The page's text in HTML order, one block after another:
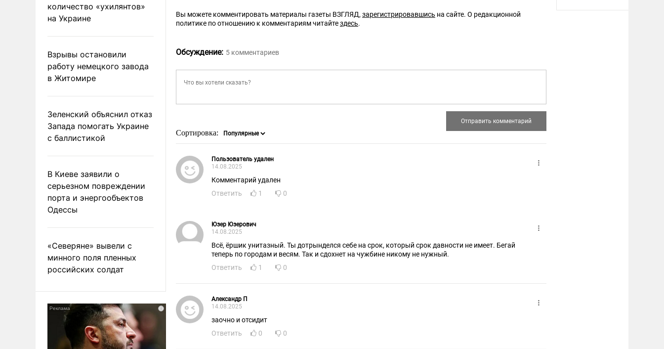
количество «ухилянтов»
на Украине
Взрывы остановили
работу немецкого завода
в Житомире
Зеленский объяснил отказ
Запада помогать Украине
с баллистикой
В Киеве заявили о
серьезном повреждении
порта и энергообъектов
Одессы
«Северяне» вывели с
минного поля пленных
российских солдат
Вы можете комментировать материалы газеты ВЗГЛЯД,зарегистрировавшись на сайте. О редакционной
политике по отношению к комментариям читайтездесь.
Обсуждение: 5 комментариев
Сортировка:
Пользователь удален
14.08.2025
Комментарий удален
Ответить
1 0
Юзер Юзерович
14.08.2025
Всё, ёршик унитазный. Ты дотрынделся себе на срок, который срок давности не имеет. Бегай
теперь по городам и весям. Так и сдохнет на чужбине никому не нужный.
Ответить
1 0
Александр П
14.08.2025
заочно и отсидит
Ответить
0 0